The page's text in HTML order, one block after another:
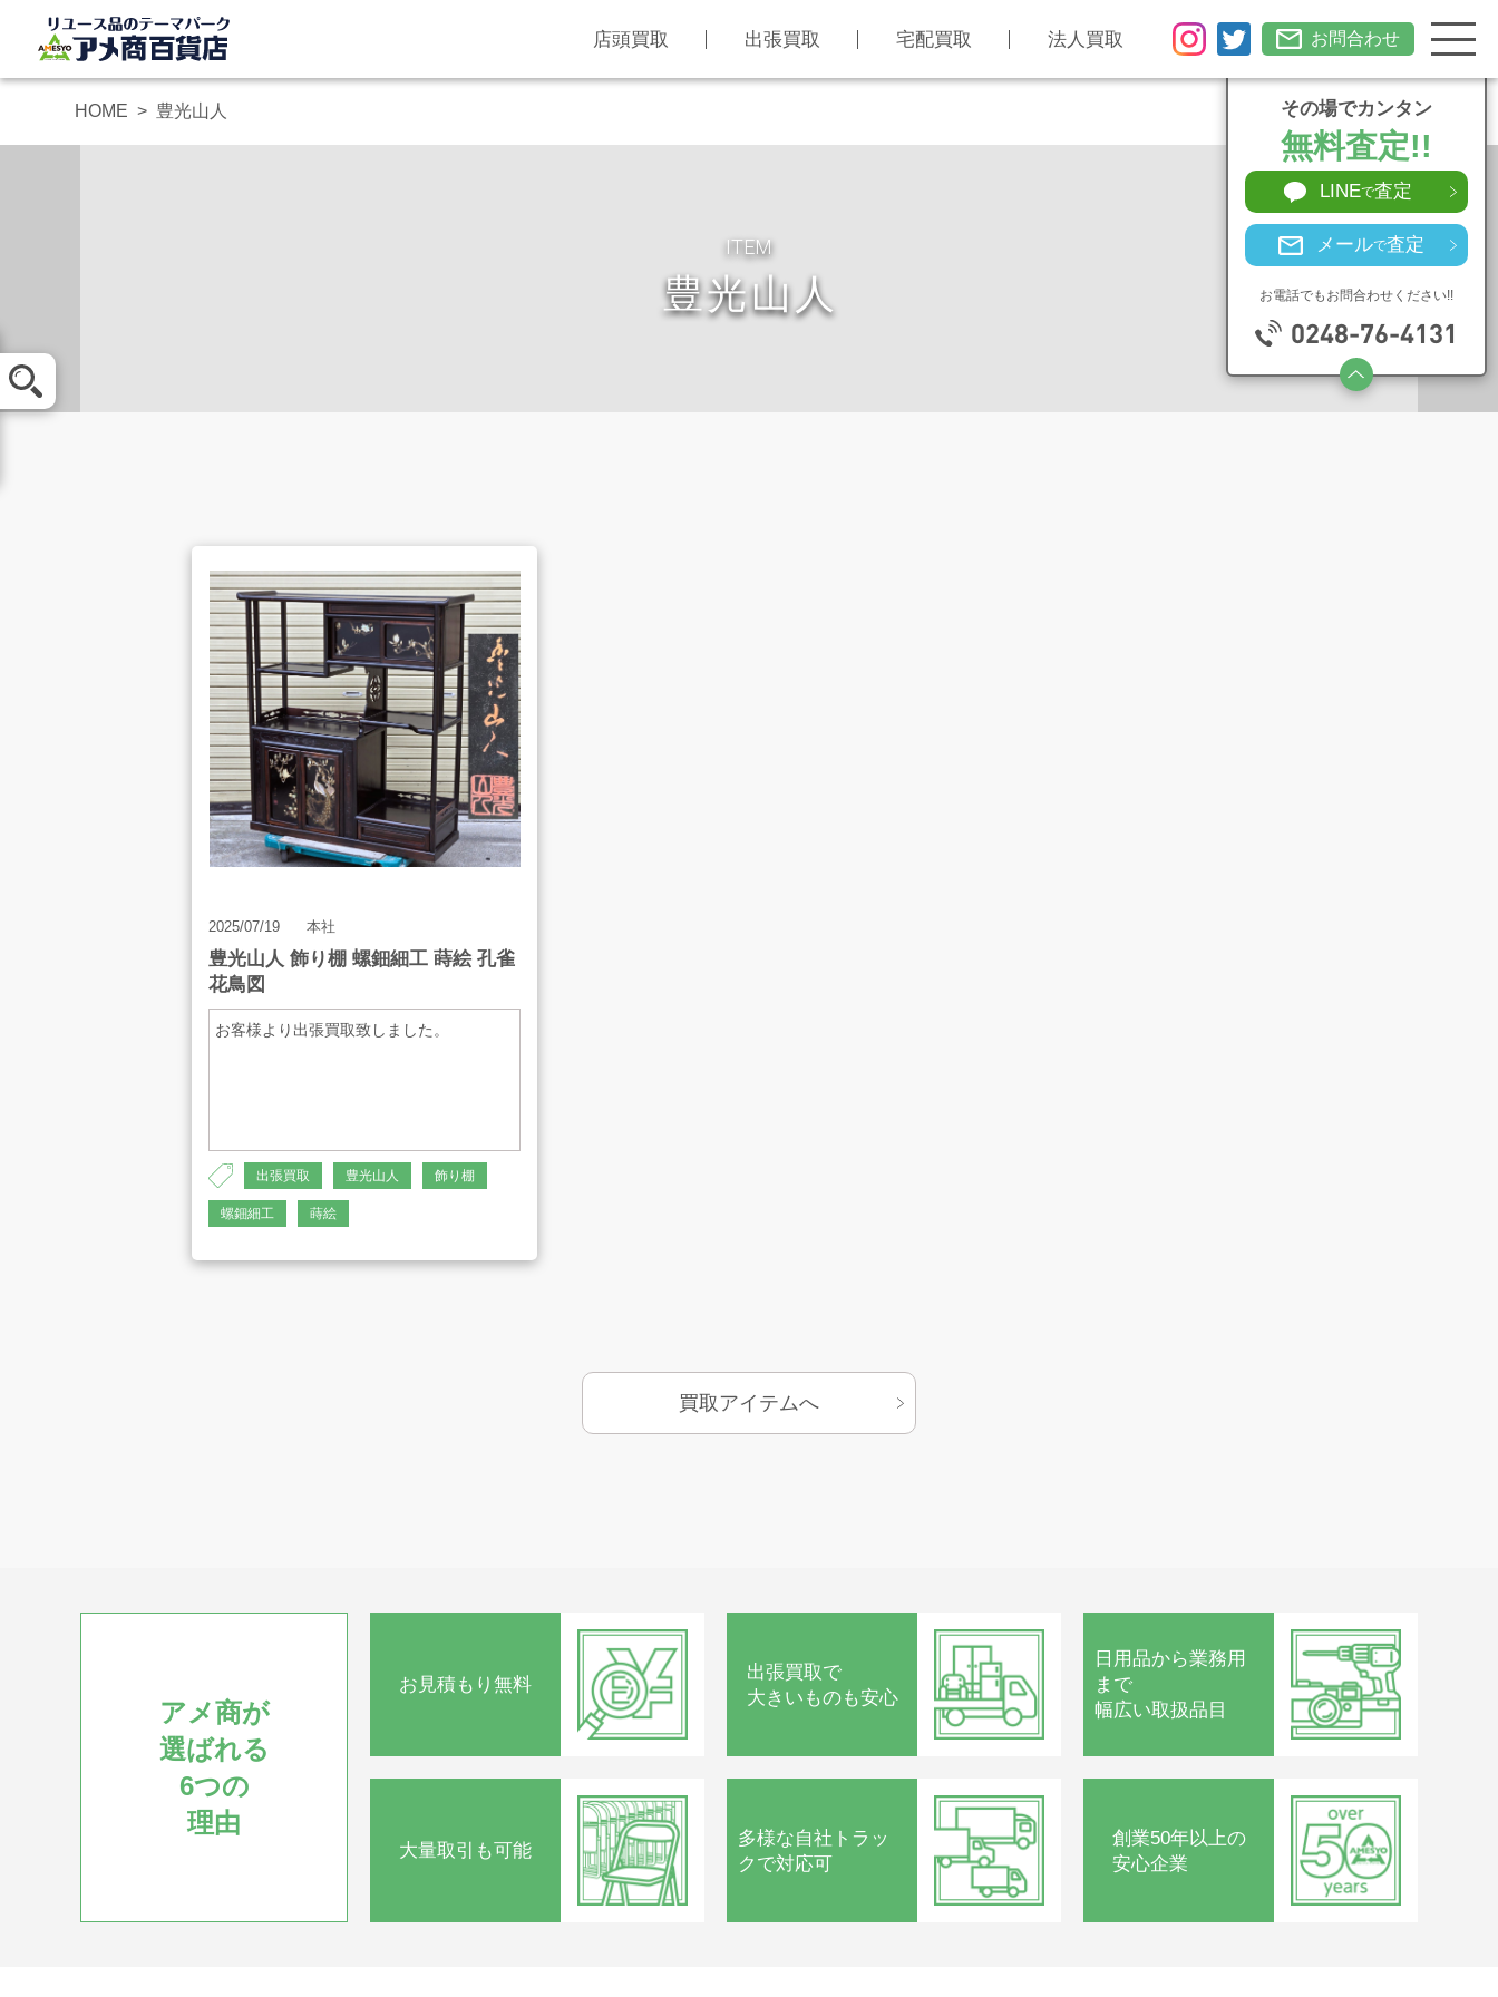
店頭買取 出張買取 宅配買取 法人買取 お問合わせ
お客様の声
店舗案内
お知らせ
お問合せ
プライバシーポリシー 古物営業法に基づく表示
その場でカンタン
無料査定!!
LINEで査定
メールで査定
お電話でもお問合わせください!!
0248-76-4131
HOME 豊光山人
ITEM
豊光山人
2025/07/19 本社
豊光山人 飾り棚 螺鈿細工 蒔絵 孔雀
花鳥図
お客様より出張買取致しました。
出張買取 豊光山人 飾り棚
螺鈿細工 蒔絵
買取アイテムへ
アメ商が
選ばれる
6つの
理由
お見積もり無料
出張買取で
大きいものも安心
日用品から業務用
まで
幅広い取扱品目
大量取引も可能
多様な自社トラッ
クで対応可
創業50年以上の
安心企業